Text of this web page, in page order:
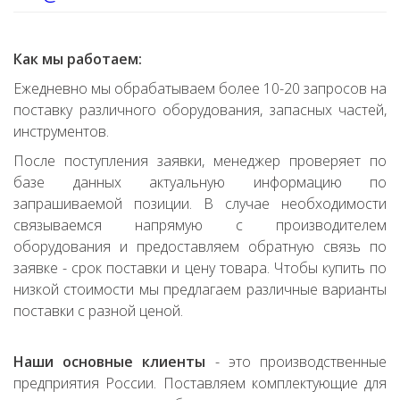
Как мы работаем:
Ежедневно мы обрабатываем более 10-20 запросов на
поставку различного оборудования, запасных частей,
инструментов.
После поступления заявки, менеджер проверяет по
базе данных актуальную информацию по
запрашиваемой позиции. В случае необходимости
связываемся напрямую с производителем
оборудования и предоставляем обратную связь по
заявке - срок поставки и цену товара. Чтобы купить по
низкой стоимости мы предлагаем различные варианты
поставки с разной ценой.
Наши основные клиенты - это производственные
предприятия России. Поставляем комплектующие для